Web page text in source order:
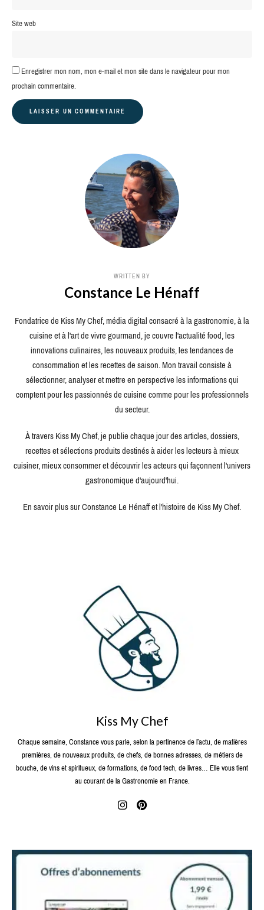
Site web
Enregistrer mon nom, mon e-mail et mon site dans le navigateur pour mon
prochain commentaire.
WRITTEN BY
Constance Le Hénaff
Fondatrice de Kiss My Chef, média digital consacré à la gastronomie, à la
cuisine et à l'art de vivre gourmand, je couvre l'actualité food, les
innovations culinaires, les nouveaux produits, les tendances de
consommation et les recettes de saison. Mon travail consiste à
sélectionner, analyser et mettre en perspective les informations qui
comptent pour les passionnés de cuisine comme pour les professionnels
du secteur.
À travers Kiss My Chef, je publie chaque jour des articles, dossiers,
recettes et sélections produits destinés à aider les lecteurs à mieux
cuisiner, mieux consommer et découvrir les acteurs qui façonnent l'univers
gastronomique d'aujourd'hui.
En savoir plus sur Constance Le Hénaff et l'histoire de Kiss My Chef.
Kiss My Chef
Chaque semaine, Constance vous parle, selon la pertinence de l’actu, de matières
premières, de nouveaux produits, de chefs, de bonnes adresses, de métiers de
bouche, de vins et spiritueux, de formations, de food tech, de livres… Elle vous tient
au courant de la Gastronomie en France.